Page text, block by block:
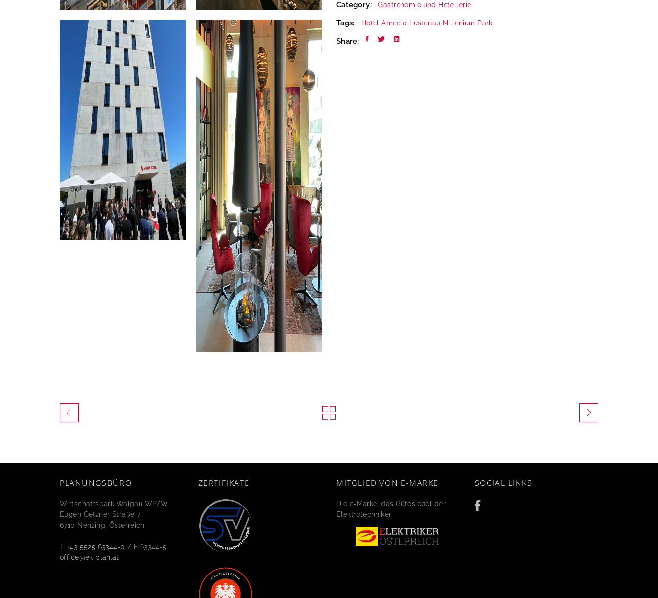
Category: Gastronomie und Hotellerie
Tags: Hotel Amedia Lustenau Millenium Park
Share:
PLANUNGSBÜRO
Wirtschaftspark Walgau WP/W
Eugen Getzner Straße 7
6710 Nenzing, Österreich
T +43 5525 63344-0 / F 63344-5
office@ek-plan.at
ZERTIFIKATE MITGLIED VON E-MARKE
Die e-Marke, das Gütesiegel der
Elektrotechniker
SOCIAL LINKS